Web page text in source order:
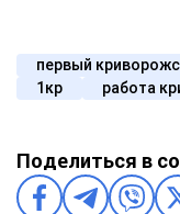
первый
1кр
работа
Поделиться в